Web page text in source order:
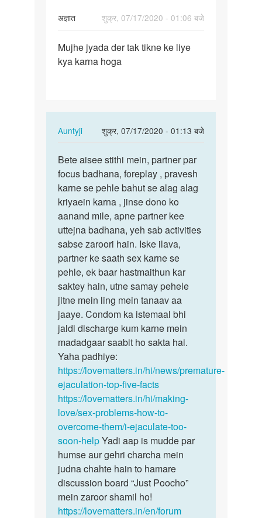
अज्ञात
शुक्र, 07/17/2020 - 01:06 बजे
Mujhe
jyada
Mujhe jyada der tak tikne ke liye
kya karna hoga
Auntyji
शुक्र, 07/17/2020 - 01:13 बजे
In
to
Mujhe
jyada
der
tak
tikne
ke…
by
अज्ञात
Bete
aisee
stithi
mein,
…
Bete aisee stithi mein, partner par
focus badhana, foreplay , pravesh
karne se pehle bahut se alag alag
kriyaein karna , jinse dono ko
aanand mile, apne partner kee
uttejna badhana, yeh sab activities
sabse zaroori hain. Iske ilava,
partner ke saath sex karne se
pehle, ek baar hastmaithun kar
saktey hain, utne samay pehele
jitne mein ling mein tanaav aa
jaaye. Condom ka istemaal bhi
jaldi discharge kum karne mein
madadgaar saabit ho sakta hai.
Yaha padhiye:
https://lovematters.in/hi/news/premature-
ejaculation-top-five-facts
https://lovematters.in/hi/making-
love/sex-problems-how-to-
overcome-them/i-ejaculate-too-
soon-helpYadi aap is mudde par
humse aur gehri charcha mein
judna chahte hain to hamare
discussion board “Just Poocho”
mein zaroor shamil ho!
https://lovematters.in/en/forum